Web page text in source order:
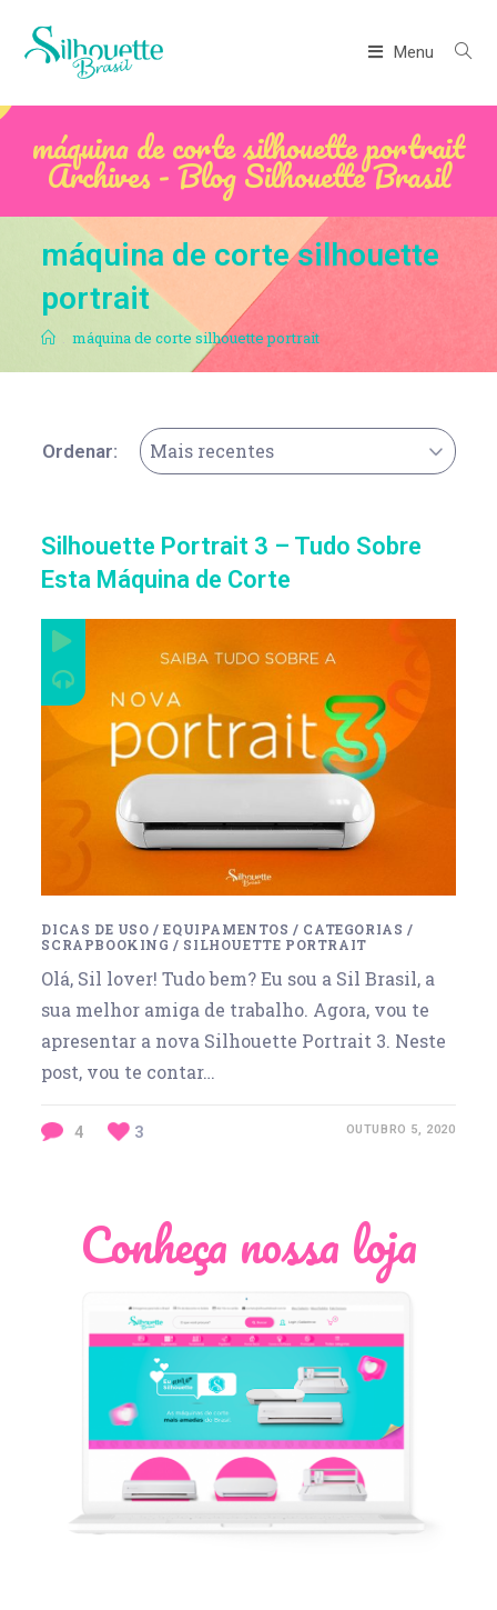
Menu
máquina de corte silhouette portrait
Archives - Blog Silhouette Brasil
máquina de corte silhouette
portrait
. máquina de corte silhouette portrait
Ordenar: Mais recentes
Silhouette Portrait 3 – Tudo Sobre
Esta Máquina de Corte
DICAS DE USO /EQUIPAMENTOS / CATEGORIAS /
SCRAPBOOKING / SILHOUETTE PORTRAIT
Olá, Sil lover! Tudo bem? Eu sou a Sil Brasil, a
sua melhor amiga de trabalho. Agora, vou te
apresentar a nova Silhouette Portrait 3. Neste
post, vou te contar…
4 3 OUTUBRO 5, 2020
Conheça nossa loja
Léia Pastori